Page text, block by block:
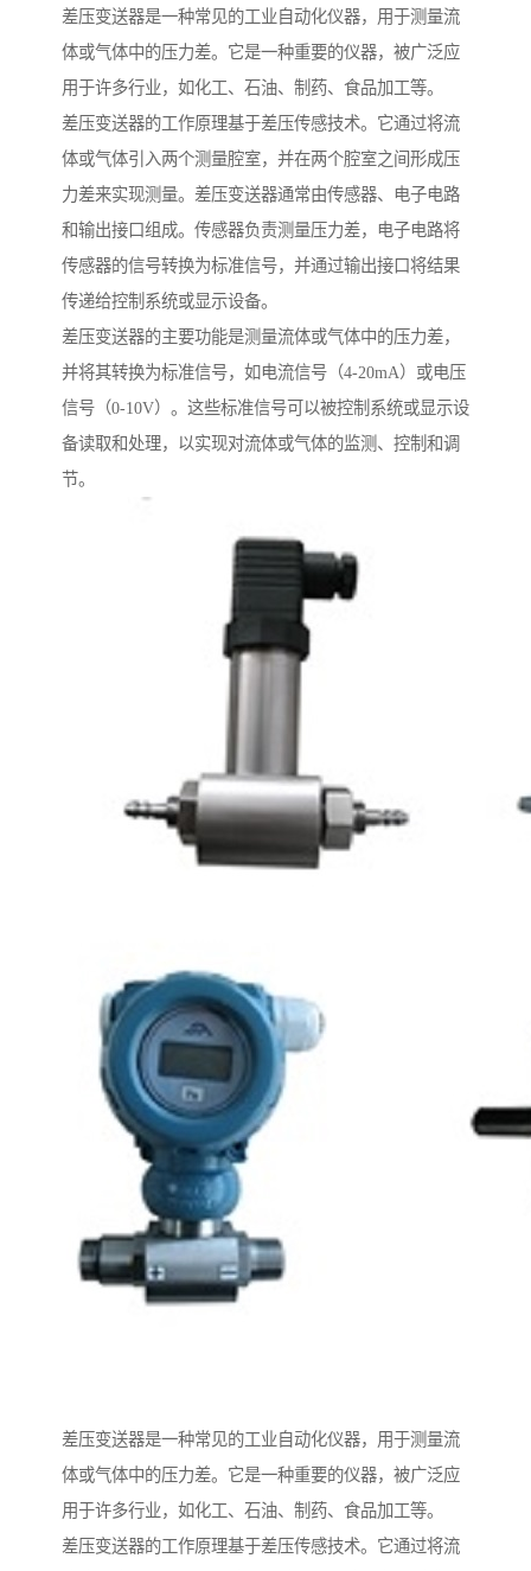
差压变送器是一种常见的工业自动化仪器，用于测量流
体或气体中的压力差。它是一种重要的仪器，被广泛应
用于许多行业，如化工、石油、制药、食品加工等。
差压变送器的工作原理基于差压传感技术。它通过将流
体或气体引入两个测量腔室，并在两个腔室之间形成压
力差来实现测量。差压变送器通常由传感器、电子电路
和输出接口组成。传感器负责测量压力差，电子电路将
传感器的信号转换为标准信号，并通过输出接口将结果
传递给控制系统或显示设备。
差压变送器的主要功能是测量流体或气体中的压力差，
并将其转换为标准信号，如电流信号（4-20mA）或电压
信号（0-10V）。这些标准信号可以被控制系统或显示设
备读取和处理，以实现对流体或气体的监测、控制和调
节。
差压变送器是一种常见的工业自动化仪器，用于测量流
体或气体中的压力差。它是一种重要的仪器，被广泛应
用于许多行业，如化工、石油、制药、食品加工等。
差压变送器的工作原理基于差压传感技术。它通过将流